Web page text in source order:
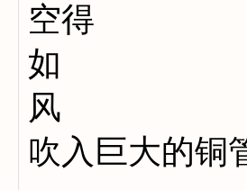
空得
如
风
吹入巨大的铜